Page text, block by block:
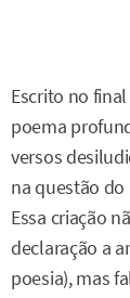
Escrito no
poema
versos
na questão
Essa criação
declaração a
poesia), mas